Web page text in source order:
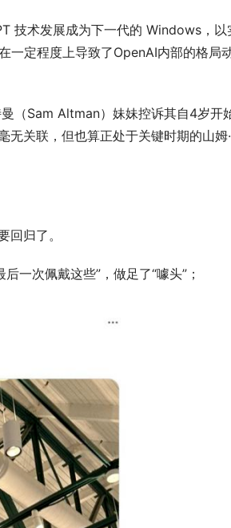
技术发展成为下一代的 Windows，以
一定程度上导致了OpenAI内部的格局
（Sam Altman）妹妹控诉其自4岁开
关联，但也算正处于关键时期的山姆
归了。
一次佩戴这些”，做足了“噱头”；